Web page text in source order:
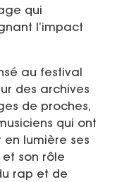
qui
l’impact
au festival
des archives
de proches,
qui ont
lumière ses
et son rôle
rap et de